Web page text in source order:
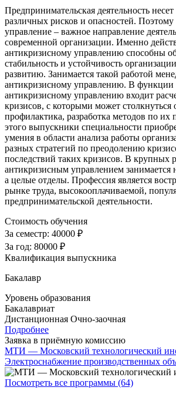
Предпринимательская деятельность
различных рисков и опасностей. Поэтому
управление – важное направление
современной организации. Именно
антикризисному управлению способны
стабильность и устойчивость
развитию. Занимается такой работой
антикризисному управлению. В функции
антикризисному управлению входит
кризисов, с которыми может столкнуться
профилактика, разработка методов по
этого выпускники специальности
умения в области анализа работы
разных стратегий по преодолению
последствий таких кризисов. В крупных
антикризисным управлением занимается
а целые отделы. Профессия является
рынке труда, высокооплачиваемой,
предпринимательской деятельности.
Стоимость обучения
За семестр: 40000 ₽
За год: 80000 ₽
Квалификация выпускника
Бакалавр
Уровень образования
Бакалавриат
Дистанционная Очно-заочная
Подробнее
Заявка в приёмную комиссию
МТИ — Московский технологический
Электроснабжение производственных
Посмотреть все программы (64)